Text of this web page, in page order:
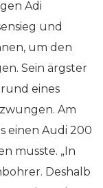
Adi
und
um den
Sein ärgster
eines
Am
einen Audi 200
musste. „In
Deshalb